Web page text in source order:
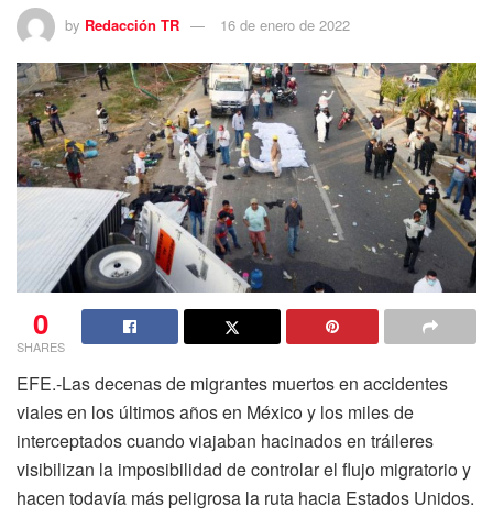
by Redacción TR 16 de enero de 2022
0
SHARES
EFE.-Las decenas de migrantes muertos en accidentes
viales en los últimos años en México y los miles de
interceptados cuando viajaban hacinados en tráileres
visibilizan la imposibilidad de controlar el flujo migratorio y
hacen todavía más peligrosa la ruta hacia Estados Unidos.